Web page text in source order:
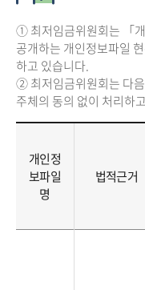
① 최저임금위원회는 「
공개하는 개인정보파일
하고 있습니다.
② 최저임금위원회는 다
주체의 동의 없이 처리하
개인정
보파일
명
법적근거